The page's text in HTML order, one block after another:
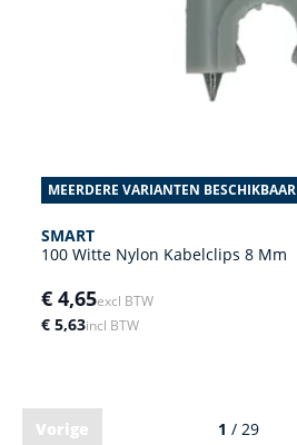
MEERDERE VARIANTEN BESCHIKBAAR
SMART
100 Witte Nylon Kabelclips 8 Mm
€ 4,65excl BTW
€ 5,63incl BTW
Vorige 1 / 29